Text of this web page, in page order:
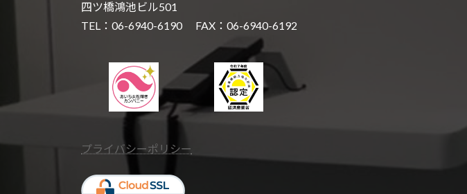
四ツ橋鴻池ビル501
TEL：06-6940-6190 FAX：06-6940-6192
プライバシーポリシー